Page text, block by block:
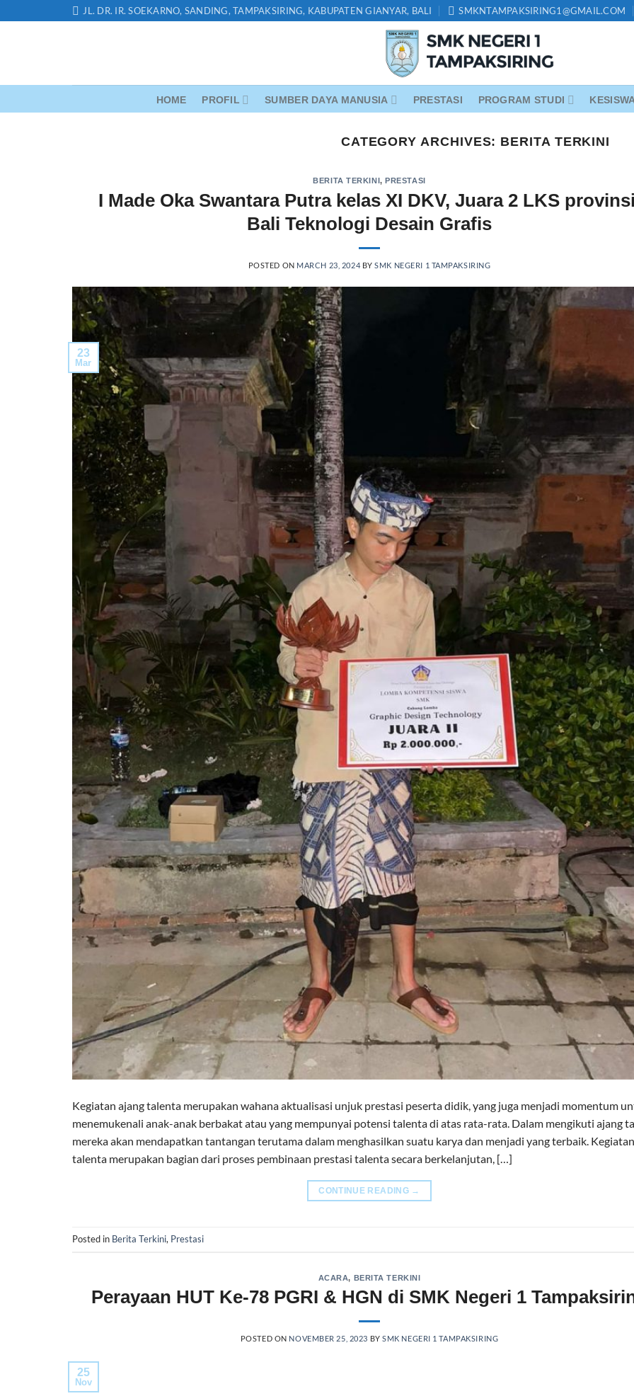
to
JL. DR. IR. SOEKARNO, SANDING, TAMPAKSIRING, KABUPATEN GIANYAR, BALI SMKNTAMPAKSIRING1@GMAIL.COM
HOME PROFIL SUMBER DAYA MANUSIA PRESTASI PROGRAM STUDI
CATEGORY ARCHIVES: BERITA TERKINI
BERITA TERKINI,PRESTASI
I Made Oka Swantara Putra kelas XI DKV, Juara 2 LKS
Bali Teknologi Desain Grafis
POSTED ON MARCH 23, 2024 BYSMK NEGERI 1 TAMPAKSIRING
23
Mar
Kegiatan ajang talenta merupakan wahana aktualisasi unjuk prestasi peserta didik, yang juga menjadi momentum
menemukenali anak-anak berbakat atau yang mempunyai potensi talenta di atas rata-rata. Dalam mengikuti ajang
mereka akan mendapatkan tantangan terutama dalam menghasilkan suatu karya dan menjadi yang terbaik.
talenta merupakan bagian dari proses pembinaan prestasi talenta secara berkelanjutan, […]
CONTINUE READING →
Posted in Berita Terkini, Prestasi
ACARA, BERITA TERKINI
Perayaan HUT Ke-78 PGRI & HGN di SMK Negeri 1
POSTED ON NOVEMBER 25, 2023 BYSMK NEGERI 1 TAMPAKSIRING
25
Nov